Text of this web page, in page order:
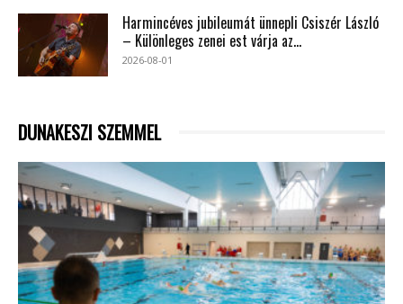
Harmincéves jubileumát ünnepli Csiszér László
– Különleges zenei est várja az...
2026-08-01
DUNAKESZI SZEMMEL